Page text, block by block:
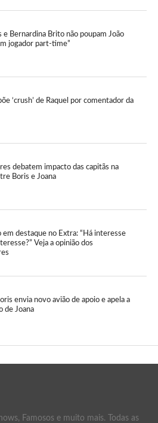
e Bernardina Brito não poupam João
jogador part-time”
‘crush’ de Raquel por comentador da
debatem impacto das capitãs na
Boris e Joana
em destaque no Extra: “Há interesse
Veja a opinião dos
envia novo avião de apoio e apela a
de Joana
Famosos e muito mais. Todas as